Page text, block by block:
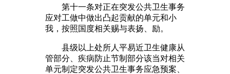
第十一条对正在突发公共卫生事务
应对工做中做出凸起贡献的单元和小
我，按照国度相关赐与表扬、励。
县级以上处所人平易近卫生健康从
管部分、疾病防止节制部分该当对相关
单元制定突发公共卫生事务应急预案、